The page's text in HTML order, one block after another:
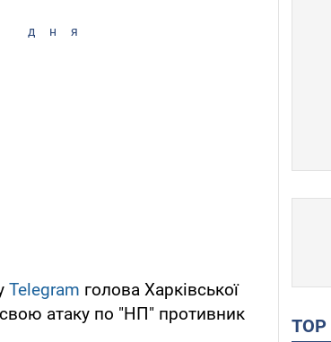
дня
Telegram голова Харківської
атаку по "НП" противник